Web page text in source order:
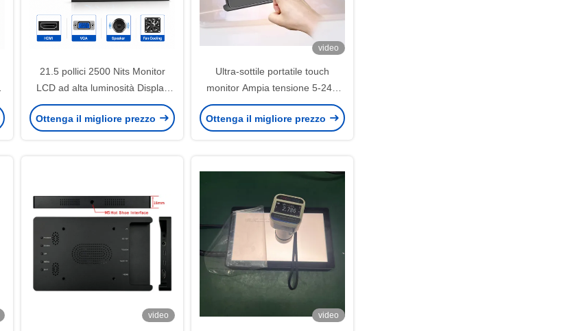
21.5 pollici 2500 Nits Monitor
LCD ad alta luminosità Display
industriale leggibile dalla luce
solare HDMI VGA Open Frame
Ottenga il migliore prezzo
video
Ultra-sottile portatile touch
monitor Ampia tensione 5-24V
Input 7" 1080P
Ottenga il migliore prezzo
video video